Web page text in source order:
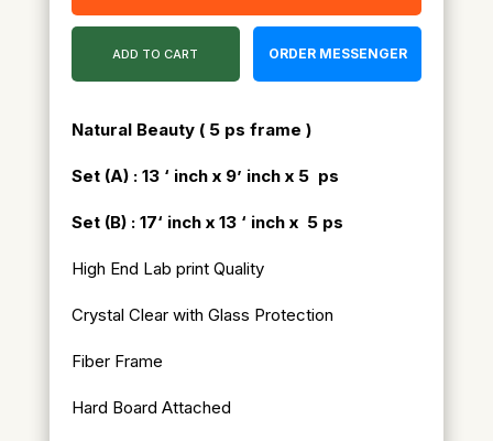
৳ 3,170.00. ৳ 1,585.00.
ADD TO CART ORDER MESSENGER
Natural Beauty( 5 ps frame )
Set (A) : 13 ‘ inch x 9’ inch x 5 ps
Set (B) : 17‘ inch x 13 ‘ inch x 5 ps
High End Lab print Quality
Crystal Clear with Glass Protection
Fiber Frame
Hard Board Attached